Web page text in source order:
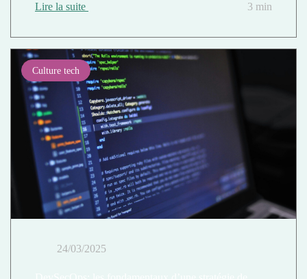
Lire la suite 3 min
Culture tech
24/03/2025